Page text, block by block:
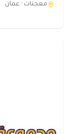
معجنات · عمان